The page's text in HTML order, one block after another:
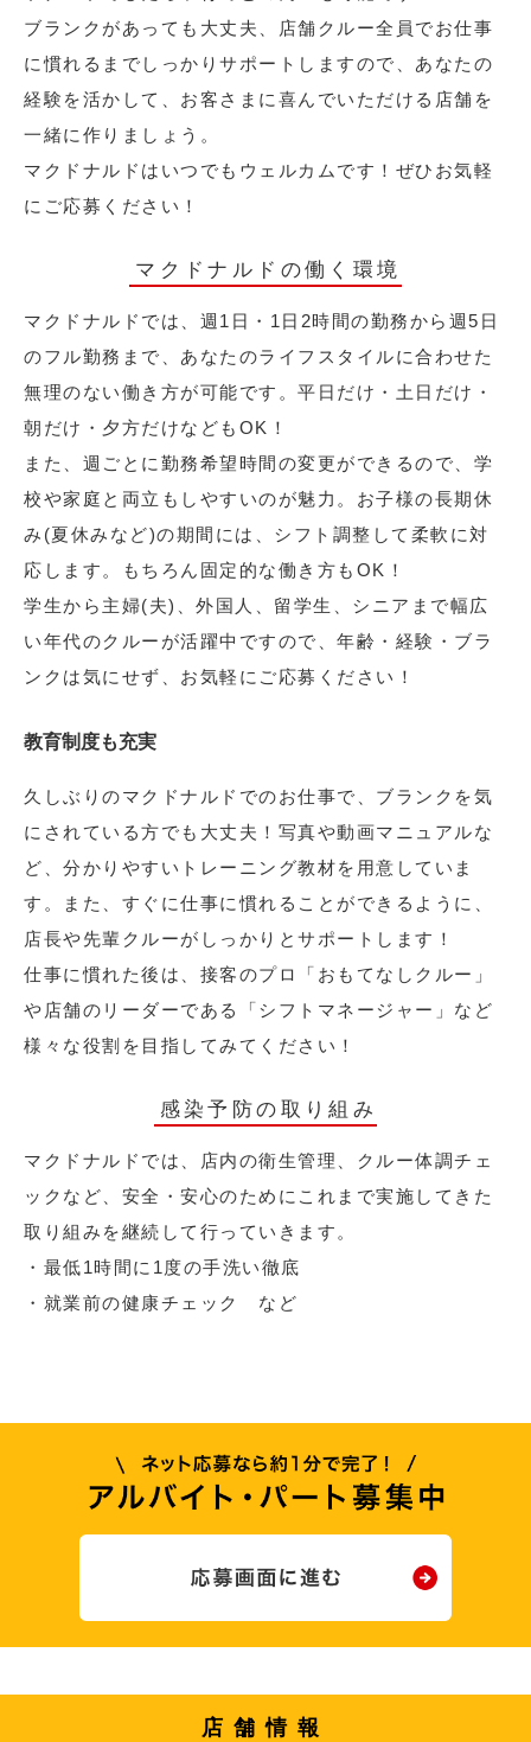
ブランクがあっても大丈夫、店舗クルー全員でお仕事
に慣れるまでしっかりサポートしますので、あなたの
経験を活かして、お客さまに喜んでいただける店舗を
一緒に作りましょう。
マクドナルドはいつでもウェルカムです！ぜひお気軽
にご応募ください！
マクドナルドの働く環境
マクドナルドでは、週1日・1日2時間の勤務から週5日
のフル勤務まで、あなたのライフスタイルに合わせた
無理のない働き方が可能です。平日だけ・土日だけ・
朝だけ・夕方だけなどもOK！
また、週ごとに勤務希望時間の変更ができるので、学
校や家庭と両立もしやすいのが魅力。お子様の長期休
み(夏休みなど)の期間には、シフト調整して柔軟に対
応します。もちろん固定的な働き方もOK！
学生から主婦(夫)、外国人、留学生、シニアまで幅広
い年代のクルーが活躍中ですので、年齢・経験・ブラ
ンクは気にせず、お気軽にご応募ください！
教育制度も充実
久しぶりのマクドナルドでのお仕事で、ブランクを気
にされている方でも大丈夫！写真や動画マニュアルな
ど、分かりやすいトレーニング教材を用意していま
す。また、すぐに仕事に慣れることができるように、
店長や先輩クルーがしっかりとサポートします！
仕事に慣れた後は、接客のプロ「おもてなしクルー」
や店舗のリーダーである「シフトマネージャー」など
様々な役割を目指してみてください！
感染予防の取り組み
マクドナルドでは、店内の衛生管理、クルー体調チェ
ックなど、安全・安心のためにこれまで実施してきた
取り組みを継続して行っていきます。
・最低1時間に1度の手洗い徹底
・就業前の健康チェック など
店舗情報